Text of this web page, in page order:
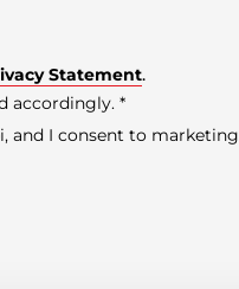
Statement.
accordingly.
and I consent to